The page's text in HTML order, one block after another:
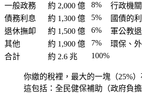
一般政務
約 2,000 億 8%
行政機
債務利息
約 1,300 億 5%
國債的
退休撫卹
約 1,500 億 6%
軍公教
其他
約 1,900 億 7%
環保、
合計
約 2.6 兆 100%
你繳的稅裡，最大的一塊（25%）
這包括：全民健保補助（政府負